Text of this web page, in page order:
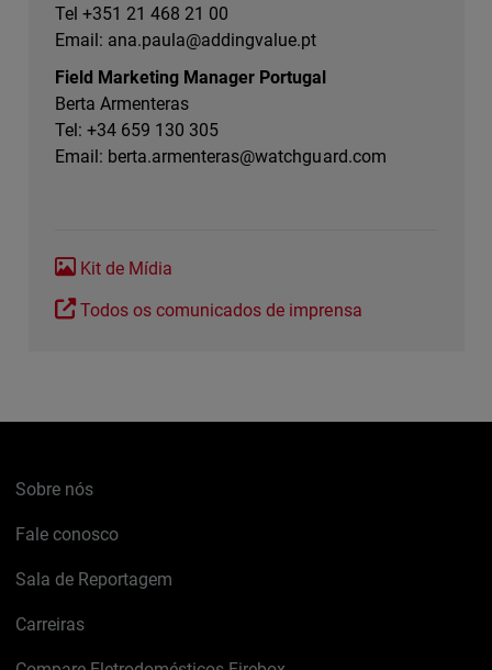
Tel +351 21 468 21 00
Email: ana.paula@addingvalue.pt
Field Marketing Manager Portugal
Berta Armenteras
Tel: +34 659 130 305
Email: berta.armenteras@watchguard.com
Kit de Mídia
Todos os comunicados de imprensa
Sobre nós
Fale conosco
Sala de Reportagem
Carreiras